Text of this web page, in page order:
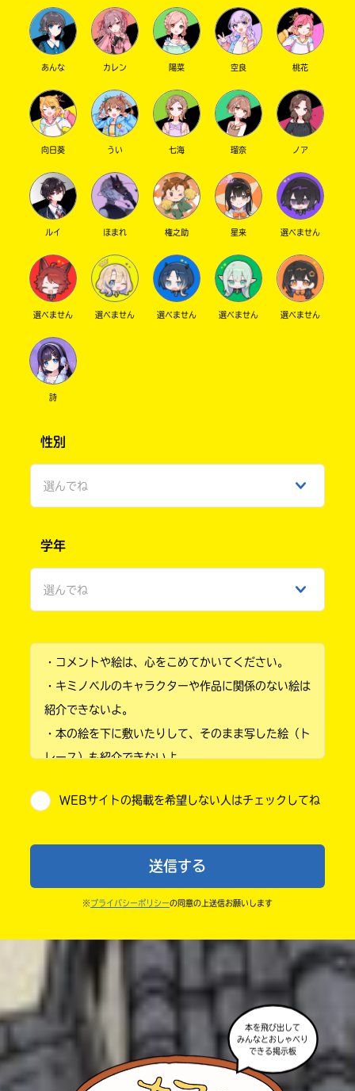
あんな カレン 陽菜 空良 桃花
向日葵 うい 七海 瑠奈 ノア
ルイ ほまれ 権之助 星来 選べません
選べません 選べません 選べません 選べません 選べません
詩
性別
選んでね
ひみつ
学年
選んでね
小学2年
小学4年
小学6年
中学1年
・コメントや絵は、心をこめてかいてください。
・キミノベルのキャラクターや作品に関係のない絵は
紹介できないよ。
・本の絵を下に敷いたりして、そのまま写した絵（ト
レース）も紹介できないよ。
・送ってからすぐには紹介されないので、待ってて
ならないよう気をつけてね。
・キャンペーン開催中は、投稿した後の画面にバナー
・ポプラ社の宣伝物で紹介させてもらうことがある
・かき終えたら、人を傷つけていたり、個人情報をか
きこんでいたり、字がまちがっていたりしないか、読
みなおしてみてね。
WEBサイトの掲載を希望しない人はチェックしてね
送信する
※ プライバシーポリシーの同意の上送信お願いします
本を飛び出して
みんなとおしゃべり
できる掲示板